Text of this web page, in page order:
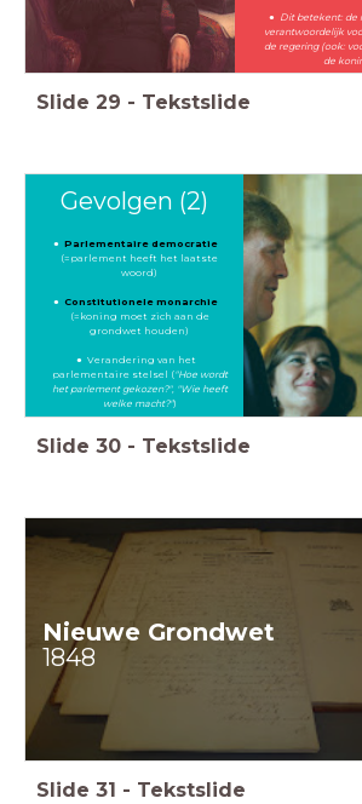
Dit betekent: de
verantwoordelijk
de regering (ook:
de
Slide 29 - Tekstslide
Gevolgen (2)
Parlementaire democratie
(=parlement heeft het laatste
woord)
Constitutionele monarchie
(=koning moet zich aan de
grondwet houden)
Verandering van het
parlementaire stelsel ("Hoe wordt
het parlement gekozen?", "Wie heeft
welke macht?")
Slide 30 - Tekstslide
Nieuwe Grondwet
1848
Slide 31 - Tekstslide